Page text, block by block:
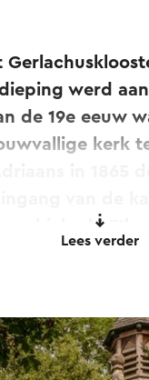
werd
de 19e eeuw
kerk
"Ik
en
een
Lees verder